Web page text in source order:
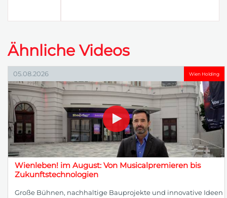
Ähnliche Videos
05.08.2026 Wien Holding
Wienleben! im August: Von Musicalpremieren bis
Zukunftstechnologien
Große Bühnen, nachhaltige Bauprojekte und innovative Ideen